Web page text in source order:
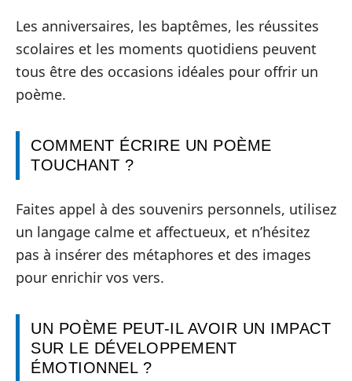
Les anniversaires, les baptêmes, les réussites
scolaires et les moments quotidiens peuvent
tous être des occasions idéales pour offrir un
poème.
COMMENT ÉCRIRE UN POÈME
TOUCHANT ?
Faites appel à des souvenirs personnels, utilisez
un langage calme et affectueux, et n’hésitez
pas à insérer des métaphores et des images
pour enrichir vos vers.
UN POÈME PEUT-IL AVOIR UN IMPACT
SUR LE DÉVELOPPEMENT
ÉMOTIONNEL ?